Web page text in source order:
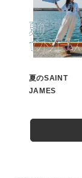
夏のSAINT
JAMES